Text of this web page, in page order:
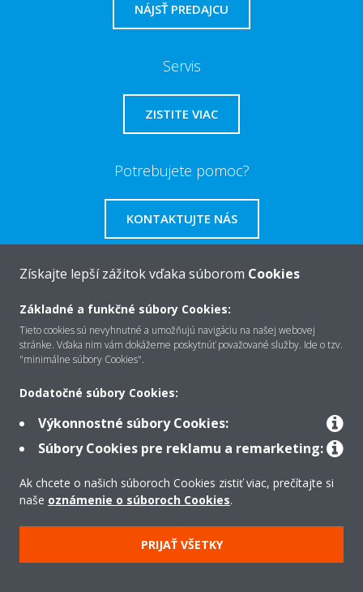
NÁJSŤ PREDAJCU
Servis
ZISTITE VIAC
Potrebujete pomoc?
KONTAKTUJTE NÁS
O Daikin
Kontakt
Produkty
Copyright © Daikin
Získajte lepší zážitok vďaka súborom Cookies
Základné a funkčné súbory Cookies:
Tieto cookies sú nevyhnutné a umožňujú navigáciu na našej webovej
stránke. Vďaka nim vám dokážeme poskytnúť považované služby. Ide o tzv.
"minimálne súbory Cookies".
Dodatočné súbory Cookies:
Výkonnostné súbory Cookies:
Súbory Cookies pre reklamu a remarketing:
Ak chcete o našich súboroch Cookies zistiť viac, prečítajte si
naše oznámenie o súboroch Cookies.
PRIJAŤ VŠETKY